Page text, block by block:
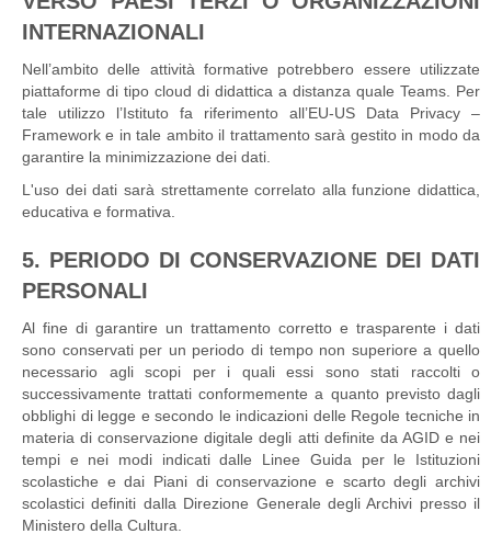
INTERNAZIONALI
Nell’ambito delle attività formative potrebbero essere utilizzate
piattaforme di tipo cloud di didattica a distanza quale Teams. Per
tale utilizzo l’Istituto fa riferimento all’EU-US Data Privacy –
Framework e in tale ambito il trattamento sarà gestito in modo da
garantire la minimizzazione dei dati.
L'uso dei dati sarà strettamente correlato alla funzione didattica,
educativa e formativa.
5. PERIODO DI CONSERVAZIONE DEI DATI
PERSONALI
Al fine di garantire un trattamento corretto e trasparente i dati
sono conservati per un periodo di tempo non superiore a quello
necessario agli scopi per i quali essi sono stati raccolti o
successivamente trattati conformemente a quanto previsto dagli
obblighi di legge e secondo le indicazioni delle Regole tecniche in
materia di conservazione digitale degli atti definite da AGID e nei
tempi e nei modi indicati dalle Linee Guida per le Istituzioni
scolastiche e dai Piani di conservazione e scarto degli archivi
scolastici definiti dalla Direzione Generale degli Archivi presso il
Ministero della Cultura.